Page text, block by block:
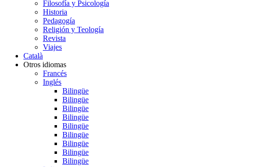
Filosofía y Psicología
Historia
Pedagogía
Religión y Teología
Revista
Viajes
Català
Otros idiomas
Francés
Inglés
Bilingüe
Bilingüe
Bilingüe
Bilingüe
Bilingüe
Bilingüe
Bilingüe
Bilingüe
Bilingüe